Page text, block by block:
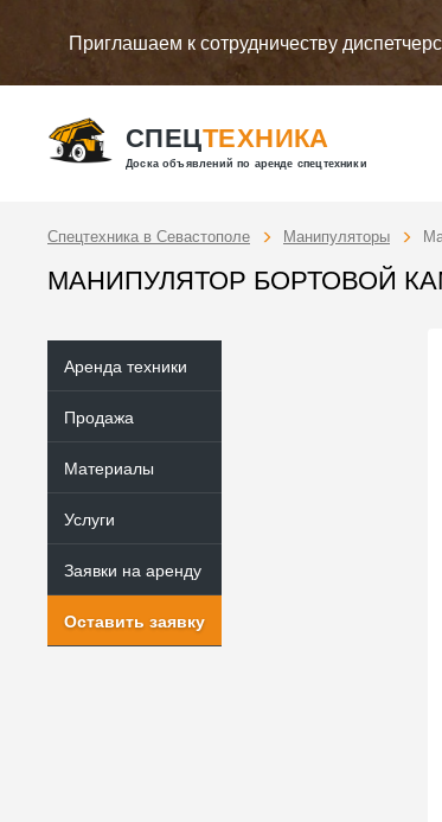
Приглашаем к сотрудничеству
СПЕЦТЕХНИКА
Доска объявлений по аренде спецтехники
Спецтехника в Севастополе Манипуляторы
МАНИПУЛЯТОР БОРТОВОЙ
Аренда техники
Продажа
Материалы
Услуги
Заявки на аренду
Оставить заявку